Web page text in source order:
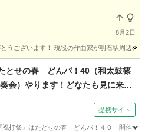
8月2日
うございます！ 現役の作曲家が明石駅周辺
他 オリジナル曲
たとせの春 どんパ！40（和太鼓篠
会）やります！どなたも見に来て
提携サイト
祝打祭』はたとせの春 どんパ！４０ 開催 い